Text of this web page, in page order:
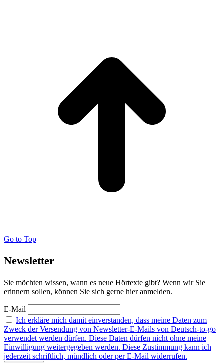
Go to Top
Newsletter
Sie möchten wissen, wann es neue Hörtexte gibt? Wenn wir Sie
erinnern sollen, können Sie sich gerne hier anmelden.
E-Mail
Ich erkläre mich damit einverstanden, dass meine Daten zum
Zweck der Versendung von Newsletter-E-Mails von Deutsch-to-go
verwendet werden dürfen. Diese Daten dürfen nicht ohne meine
Einwilligung weitergegeben werden. Diese Zustimmung kann ich
jederzeit schriftlich, mündlich oder per E-Mail widerrufen.